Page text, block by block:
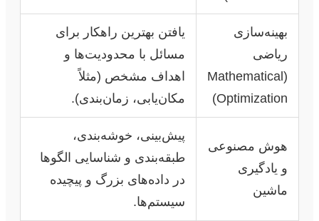
بهینه‌سازی
ریاضی
(Mathematical
Optimization)
یافتن بهترین راهکار برای
مسائل با محدودیت‌ها و
اهداف مشخص (مثلاً
مکان‌یابی، زمان‌بندی).
هوش مصنوعی
و یادگیری
ماشین
پیش‌بینی، خوشه‌بندی،
طبقه‌بندی و شناسایی الگوها
در داده‌های بزرگ و پیچیده
سیستم‌ها.